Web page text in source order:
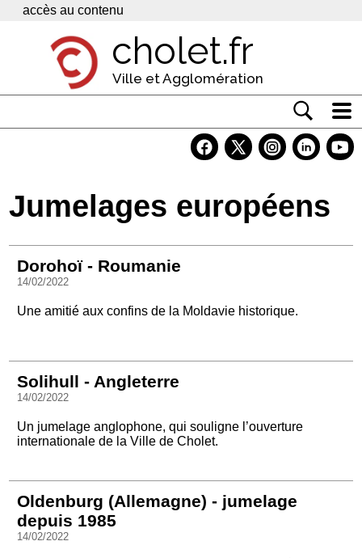
Panneau de gestion des cookies
accès au contenu
cholet.fr
Ville et Agglomération
Economie
Services
Contacts
Jumelages européens
Dorohoï - Roumanie
14/02/2022
Une amitié aux confins de la Moldavie historique.
Solihull - Angleterre
14/02/2022
Un jumelage anglophone, qui souligne l’ouverture
internationale de la Ville de Cholet.
Oldenburg (Allemagne) - jumelage
depuis 1985
14/02/2022